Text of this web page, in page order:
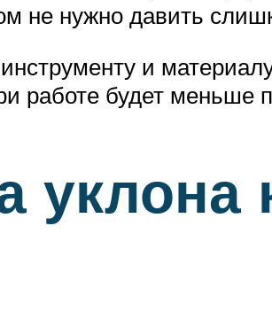
не нужно давить
и
работе будет меньше
уклона